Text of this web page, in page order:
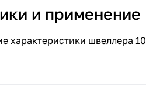
и применение
характеристики швеллера